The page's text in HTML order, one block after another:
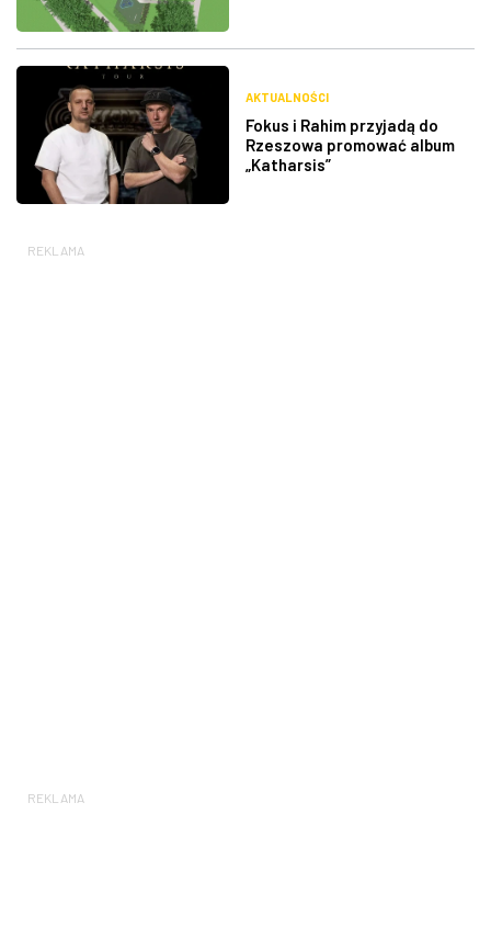
AKTUALNOŚCI
Fokus i Rahim przyjadą do
Rzeszowa promować album
„Katharsis”
REKLAMA
REKLAMA